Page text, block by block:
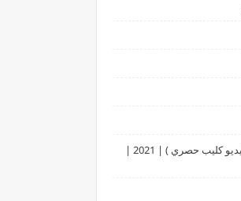
مؤمن - عظمة ( فيديو كليب حصري ) | 2021 |